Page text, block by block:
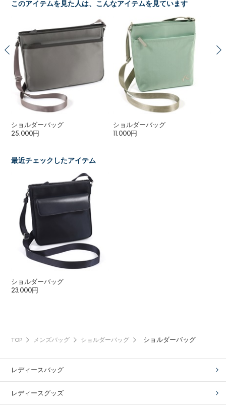
このアイテムを見た人は、こんなアイテムを見ています
ショルダーバッグ
25,000円
ショルダーバッグ
11,000円
最近チェックしたアイテム
ショルダーバッグ
23,000円
TOP メンズバッグ ショルダーバッグ ショルダーバッグ
レディースバッグ
レディースグッズ